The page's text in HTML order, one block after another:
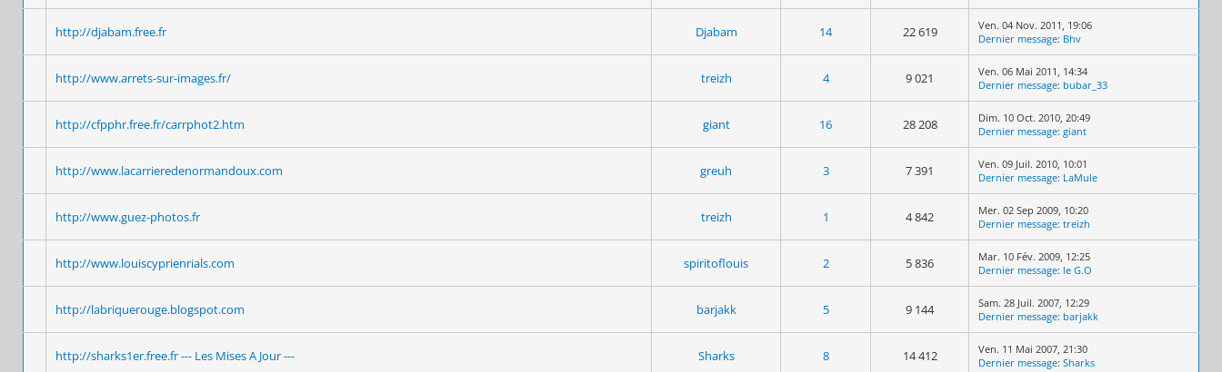
http://djabam.free.fr Djabam 14 22 619
Ven. 04 Nov. 2011, 19:06
Dernier message: Bhv
http://www.arrets-sur-images.fr/ treizh 4 9 021
Ven. 06 Mai 2011, 14:34
Dernier message: bubar_33
http://cfpphr.free.fr/carrphot2.htm giant 16 28 208
Dim. 10 Oct. 2010, 20:49
Dernier message: giant
http://www.lacarrieredenormandoux.com greuh 3 7 391
Ven. 09 Juil. 2010, 10:01
Dernier message: LaMule
http://www.guez-photos.fr treizh 1 4 842
Mer. 02 Sep 2009, 10:20
Dernier message: treizh
http://www.louiscyprienrials.com spiritoflouis 2 5 836
Mar. 10 Fév. 2009, 12:25
Dernier message: le G.O
http://labriquerouge.blogspot.com barjakk 5 9 144
Sam. 28 Juil. 2007, 12:29
Dernier message: barjakk
http://sharks1er.free.fr --- Les Mises A Jour --- Sharks 8 14 412
Ven. 11 Mai 2007, 21:30
Dernier message: Sharks